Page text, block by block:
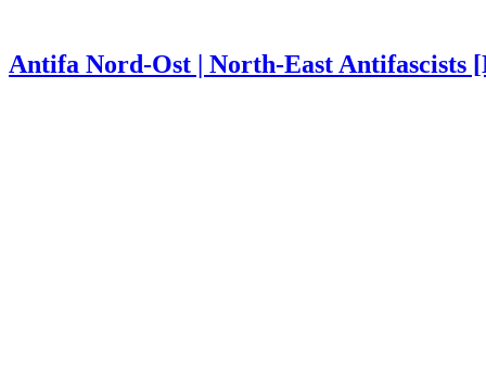
Antifa Nord-Ost | North-East Antifascists